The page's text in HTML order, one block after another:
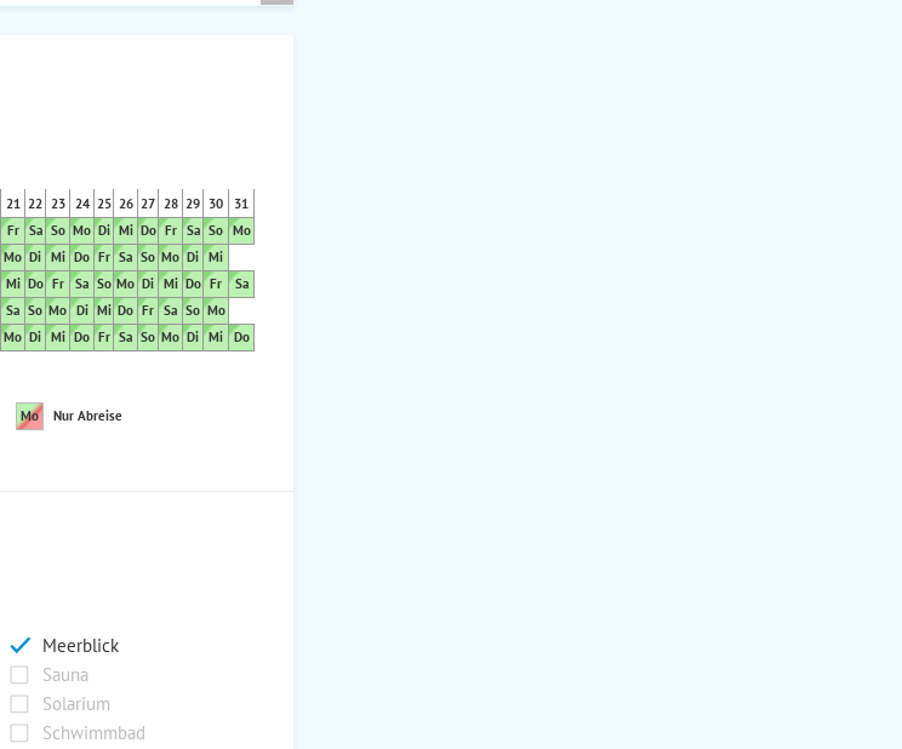
21 22 23 24 25 26 27 28 29 30
31
Fr Sa So Mo Di Mi Do Fr Sa So Mo
Mo Di Mi Do Fr Sa So Mo Di Mi
Mi Do Fr Sa So Mo Di Mi Do Fr
Sa
Sa So Mo Di Mi Do Fr Sa So Mo
Mo Di Mi Do Fr Sa So Mo Di Mi Do
Mo Nur Abreise
Meerblick
Sauna
Solarium
Schwimmbad